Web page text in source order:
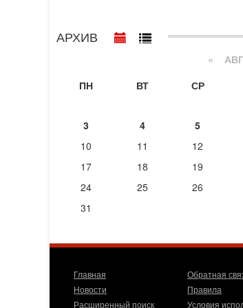
АРХИВ
«
ПН
ВТ СР
3
4 5
10
11 12
17
18 19
24
25 26
31
Главная
Новости
Расширенный поиск
Обратная
Правила
Условия